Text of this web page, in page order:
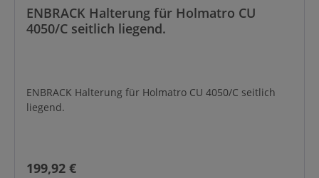
ENBRACK Halterung für Holmatro CU
4050/C seitlich liegend.
ENBRACK Halterung für Holmatro CU 4050/C seitlich
liegend.
Regulärer Preis:
199,92 €